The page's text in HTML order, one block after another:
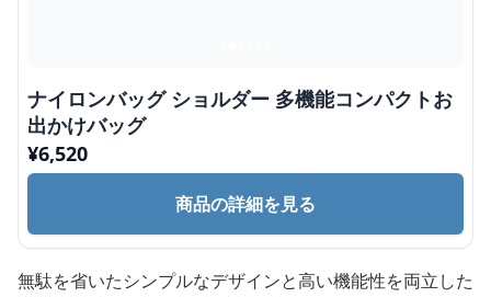
ナイロンバッグ ショルダー 多機能コンパクトお
出かけバッグ
¥6,520
商品の詳細を見る
無駄を省いたシンプルなデザインと高い機能性を両立した